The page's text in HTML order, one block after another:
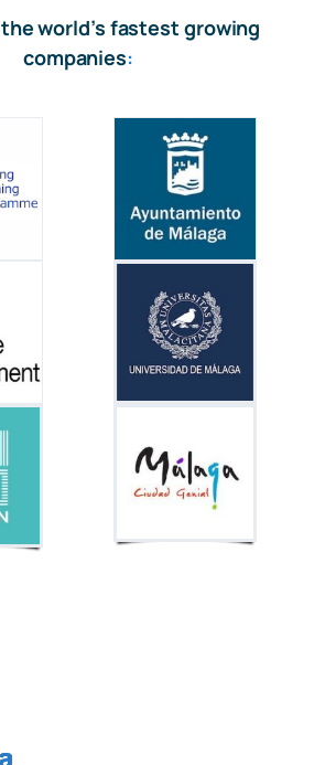
world’s fastest growing
companies: